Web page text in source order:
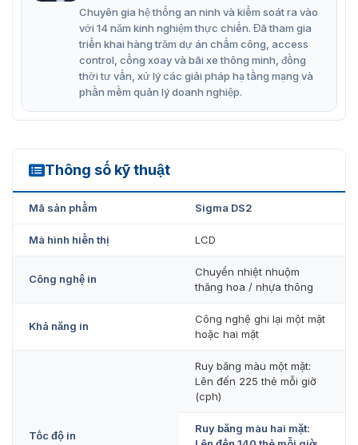
2 mặt Entrust Sigma DS2
Entrust Sigma DS2 sở hữu lối thiết kế đẹp mắt phù hợp
thẻ. Đặc biệt hơn, Sigma DS2 nhỏ gọn có thể để bàn làm
hành mạnh mẽ, hiệu suất làm việc vượt trội. Từ đó cho ra
hình ảnh in rõ nét không bị nhòe hoặc bị cắt ngang.
Chuyên gia hệ thống an ninh và kiểm soát ra vào
với 14 năm kinh nghiệm thực chiến. Đã tham gia
triển khai hàng trăm dự án chấm công, access
control, cổng xoay và bãi xe thông minh, đồng
thời tư vấn, xử lý các giải pháp hạ tầng mạng và
phần mềm quản lý doanh nghiệp.
Thông số kỹ thuật
Sigma DS2
Mã sản phẩm Sigma DS2
Mà hình hiển thị LCD
Công nghệ in
Chuyển nhiệt nhuộm
thăng hoa / nhựa thông
Khả năng in
Công nghệ ghi lại một mặt
hoặc hai mặt
Tốc độ in
Ruy băng màu một mặt:
Lên đến 225 thẻ mỗi giờ
(cph)
Ruy băng màu hai mặt: